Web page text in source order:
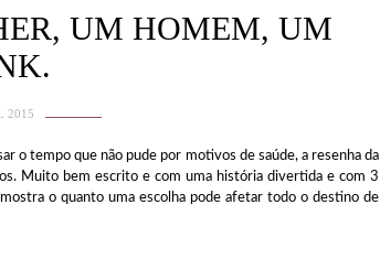
UM HOMEM, UM
2015
que não pude por motivos de saúde, a resenha da
Muito bem escrito e com uma história divertida e com 3
o quanto uma escolha pode afetar todo o destino de